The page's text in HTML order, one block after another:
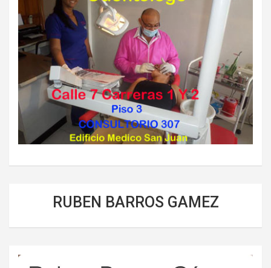
RUBEN BARROS GAMEZ